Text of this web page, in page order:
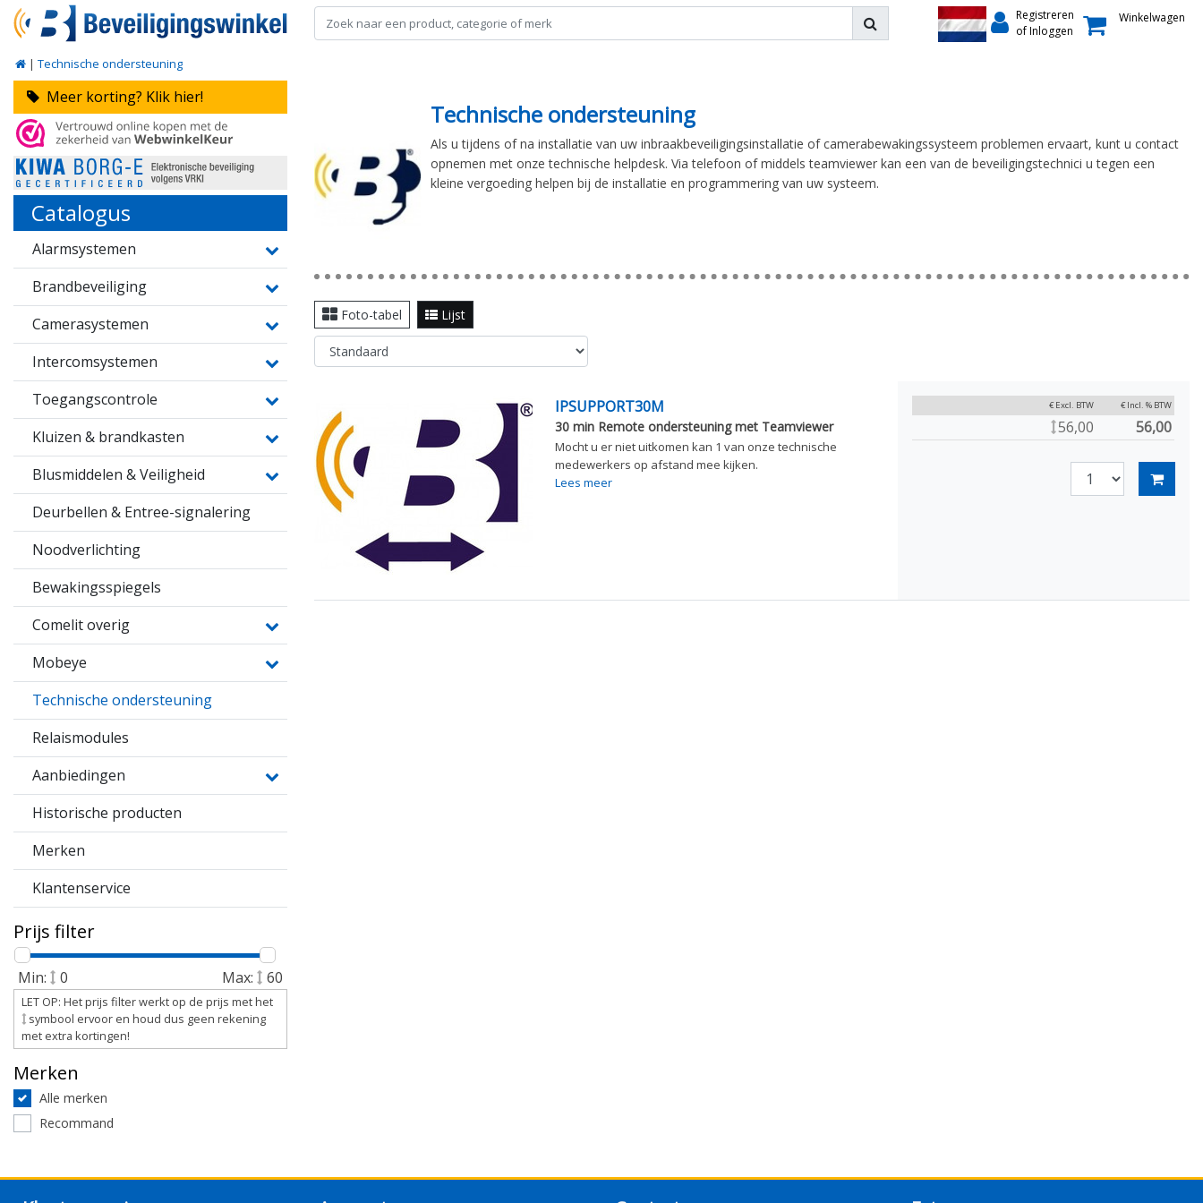
Registreren
of Inloggen
Winkelwagen
| Technische ondersteuning
Meer korting? Klik hier!
Catalogus
Alarmsystemen
Brandbeveiliging
Camerasystemen
Intercomsystemen
Toegangscontrole
Kluizen & brandkasten
Blusmiddelen & Veiligheid
Deurbellen & Entree-signalering
Noodverlichting
Bewakingsspiegels
Comelit overig
Mobeye
Technische ondersteuning
Relaismodules
Aanbiedingen
Historische producten
Merken
Klantenservice
Prijs filter
Min: 0 Max: 60
LET OP: Het prijs filter werkt op de prijs met het
symbool ervoor en houd dus geen rekening
met extra kortingen!
Merken
Alle merken
Recommand
Technische ondersteuning
Als u tijdens of na installatie van uw inbraakbeveiligingsinstallatie of camerabewakingssysteem problemen ervaart, kunt u contact
opnemen met onze technische helpdesk. Via telefoon of middels teamviewer kan een van de beveiligingstechnici u tegen een
kleine vergoeding helpen bij de installatie en programmering van uw systeem.
Foto-tabel Lijst
IPSUPPORT30M
30 min Remote ondersteuning met Teamviewer
Mocht u er niet uitkomen kan 1 van onze technische
medewerkers op afstand mee kijken.
Lees meer
€ Excl. BTW € Incl. % BTW
56,00 56,00